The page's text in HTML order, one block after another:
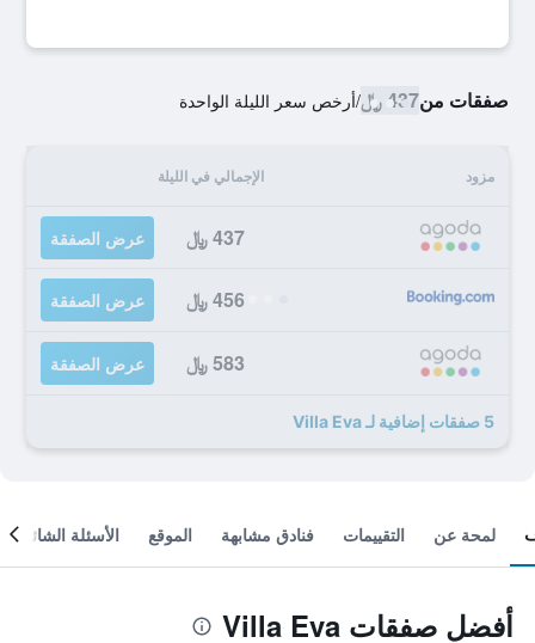
صفقات من437 ﷼ /أرخص سعر الليلة الواحدة
مزود الإجمالي في الليلة
437 ﷼ عرض الصفقة
456 ﷼ عرض الصفقة
583 ﷼ عرض الصفقة
5 صفقات إضافية لـ Villa Eva
لمحة عن التقييمات فنادق مشابهة الموقع الأسئلة الشائعة
أفضل صفقات Villa Eva